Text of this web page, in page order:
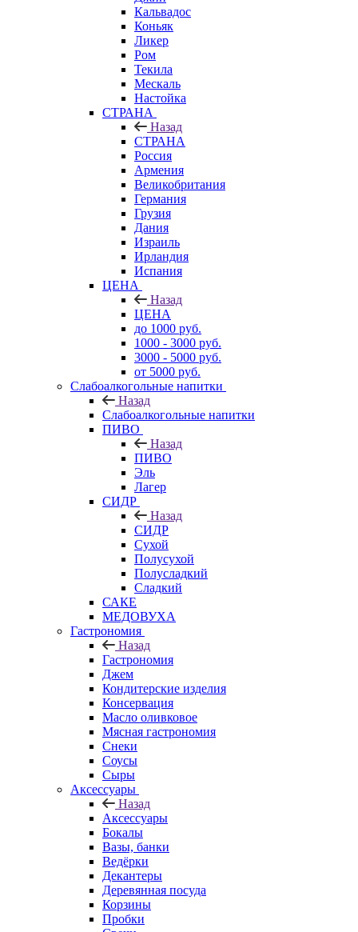
Кальвадос
Коньяк
Ликер
Ром
Текила
Мескаль
Настойка
СТРАНА
Назад
СТРАНА
Россия
Армения
Великобритания
Германия
Грузия
Дания
Израиль
Ирландия
Испания
ЦЕНА
Назад
ЦЕНА
до 1000 руб.
1000 - 3000 руб.
3000 - 5000 руб.
от 5000 руб.
Слабоалкогольные напитки
Назад
Слабоалкогольные напитки
ПИВО
Назад
ПИВО
Эль
Лагер
СИДР
Назад
СИДР
Сухой
Полусухой
Полусладкий
Сладкий
САКЕ
МЕДОВУХА
Гастрономия
Назад
Гастрономия
Джем
Кондитерские изделия
Консервация
Масло оливковое
Мясная гастрономия
Снеки
Соусы
Сыры
Аксессуары
Назад
Аксессуары
Бокалы
Вазы, банки
Ведёрки
Декантеры
Деревянная посуда
Корзины
Пробки